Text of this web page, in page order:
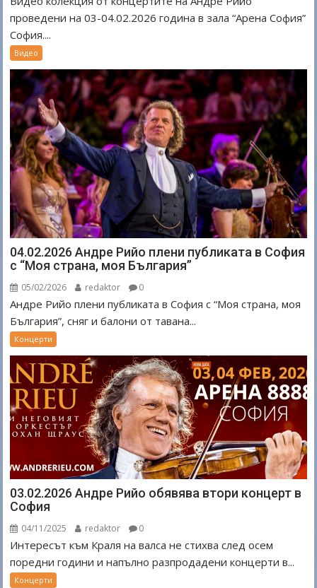
проведени на 03-04.02.2026 година в зала “Арена София”
София....
Видео
04.02.2026 Андре Рийо плени публиката в София
с “Моя страна, моя България”
05/02/2026 redaktor 0
Андре Рийо плени публиката в София с “Моя страна, моя
България”, сняг и балони от тавана...
Концерти
03.02.2026 Андре Рийо обявява втори концерт в
София
04/11/2025 redaktor 0
Интересът към Краля на валса не стихва след осем
поредни години и напълно разпродадени концерти в...
Концерти